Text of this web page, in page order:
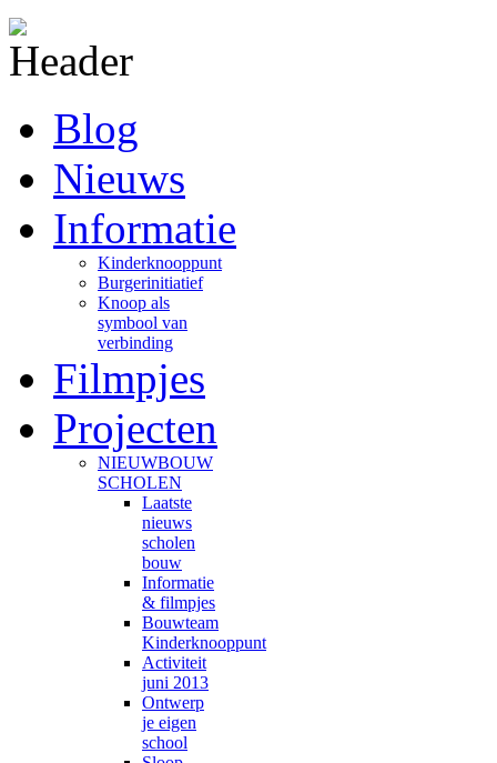
Blog
Nieuws
Informatie
Kinderknooppunt
Burgerinitiatief
Knoop als
symbool van
verbinding
Filmpjes
Projecten
NIEUWBOUW
SCHOLEN
Laatste
nieuws
scholen
bouw
Informatie
& filmpjes
Bouwteam
Kinderknooppunt
Activiteit
juni 2013
Ontwerp
je eigen
school